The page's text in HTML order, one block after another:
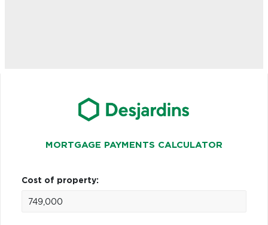
MORTGAGE PAYMENTS CALCULATOR
Cost of property: